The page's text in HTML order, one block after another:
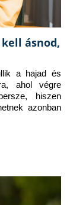
ásnod,
a hajad és
ahol végre
hiszen
azonban